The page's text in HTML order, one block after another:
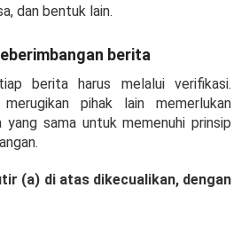
dan bentuk lain.
berita
berita harus melalui verifikasi.
pihak lain memerlukan
sama untuk memenuhi prinsip
(a) di atas dikecualikan, dengan